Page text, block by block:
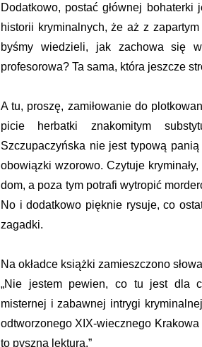
Dodatkowo, postać głównej
historii kryminalnych, że aż z
byśmy wiedzieli, jak zachowa się
profesorowa? Ta sama, która jeszcze
A tu, proszę, zamiłowanie do
picie herbatki znakomitym
Szczupaczyńska nie jest typową
obowiązki wzorowo. Czytuje
dom, a poza tym potrafi wytropić
No i dodatkowo pięknie rysuje, co
zagadki.
Na okładce książki zamieszczono
„Nie jestem pewien, co tu jest dla
misternej i zabawnej intrygi
odtworzonego XIX-wiecznego
to pyszna lektura.”